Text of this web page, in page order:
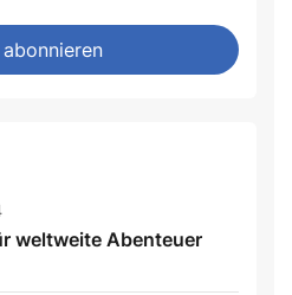
weltweite Abenteuer